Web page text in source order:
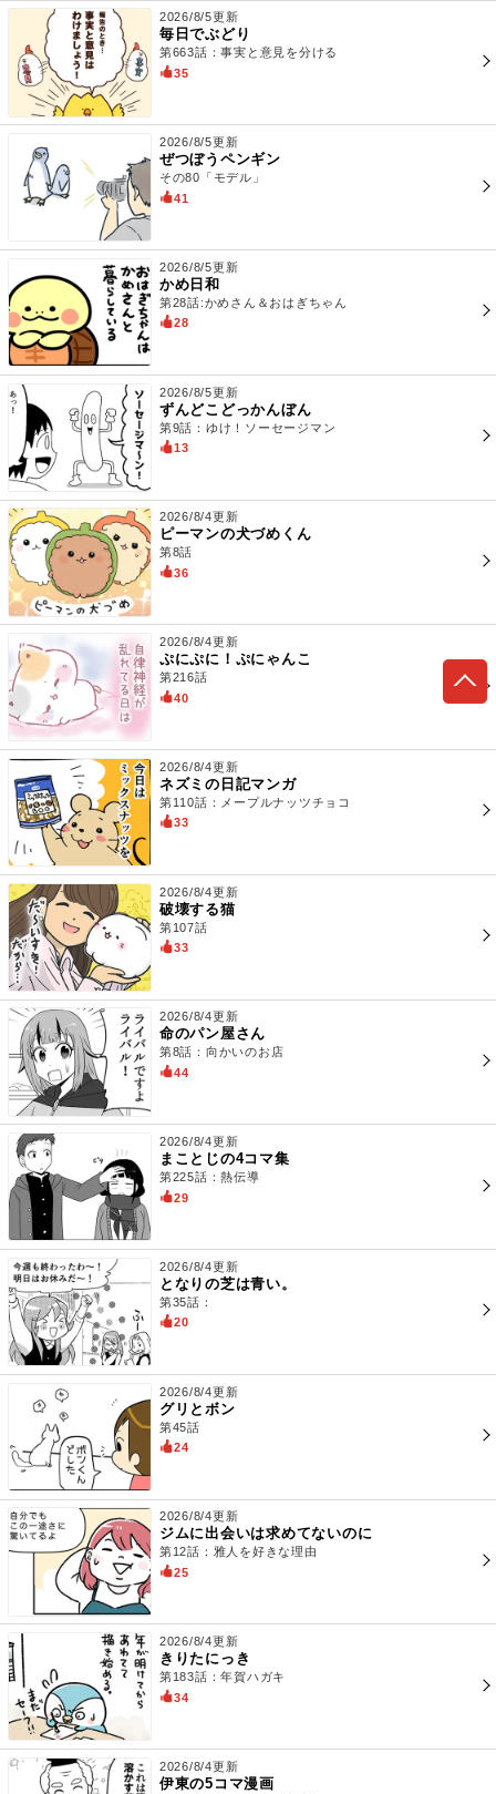
2026/8/5更新
毎日でぶどり
第663話：事実と意見を分ける
35
2026/8/5更新
ぜつぼうペンギン
その80「モデル」
41
2026/8/5更新
かめ日和
第28話:かめさん＆おはぎちゃん
28
2026/8/5更新
ずんどこどっかんぼん
第9話：ゆけ！ソーセージマン
13
2026/8/4更新
ピーマンの犬づめくん
第8話
36
2026/8/4更新
ぷにぷに！ぷにゃんこ
第216話
40
2026/8/4更新
ネズミの日記マンガ
第110話：メープルナッツチョコ
33
2026/8/4更新
破壊する猫
第107話
33
2026/8/4更新
命のパン屋さん
第8話：向かいのお店
44
2026/8/4更新
まことじの4コマ集
第225話：熱伝導
29
2026/8/4更新
となりの芝は青い。
第35話：
20
2026/8/4更新
グリとボン
第45話
24
2026/8/4更新
ジムに出会いは求めてないのに
第12話：雅人を好きな理由
25
2026/8/4更新
きりたにっき
第183話：年賀ハガキ
34
2026/8/4更新
伊東の5コマ漫画